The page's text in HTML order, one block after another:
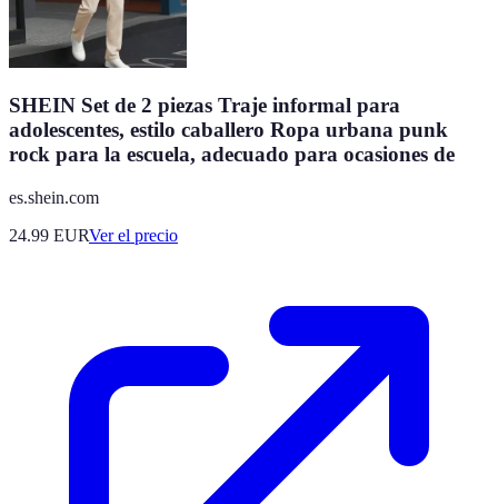
SHEIN Set de 2 piezas Traje informal para
adolescentes, estilo caballero Ropa urbana punk
rock para la escuela, adecuado para ocasiones de
es.shein.com
24.99 EURVer el precio